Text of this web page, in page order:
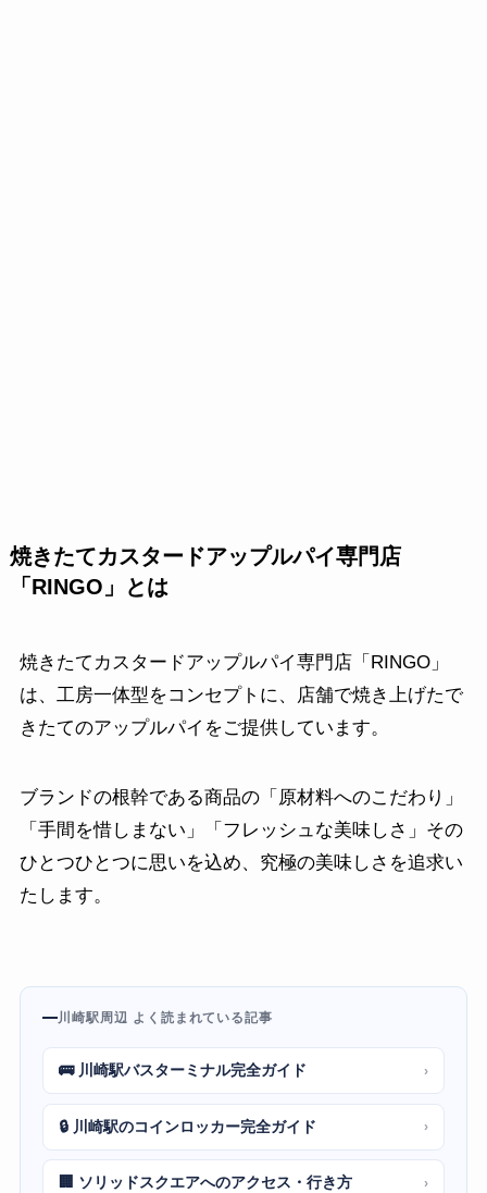
焼きたてカスタードアップルパイ専門店
「RINGO」とは
焼きたてカスタードアップルパイ専門店「RINGO」
は、工房一体型をコンセプトに、店舗で焼き上げたで
きたてのアップルパイをご提供しています。
ブランドの根幹である商品の「原材料へのこだわり」
「手間を惜しまない」「フレッシュな美味しさ」その
ひとつひとつに思いを込め、究極の美味しさを追求い
たします。
川崎駅周辺 よく読まれている記事
🚌 川崎駅バスターミナル完全ガイド ›
🔒 川崎駅のコインロッカー完全ガイド ›
🏢 ソリッドスクエアへのアクセス・行き方 ›